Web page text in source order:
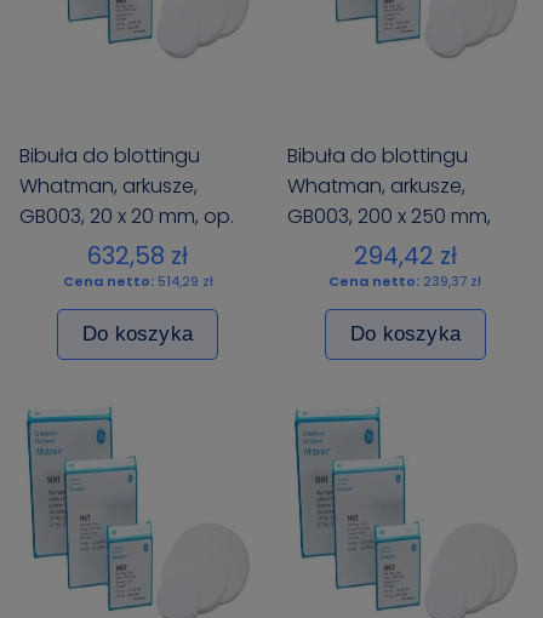
Bibuła do blottingu
Whatman, arkusze,
GB003, 20 x 20 mm, op.
632,58 zł
Cena netto: 514,29 zł
Do koszyka
Bibuła do blottingu
Whatman, arkusze,
GB003, 200 x 250 mm,
op. 100 szt.294,42 zł
Cena netto: 239,37 zł
Do koszyka